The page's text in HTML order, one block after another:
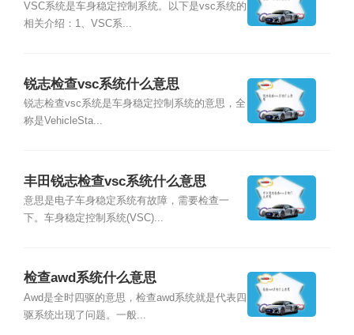
VSC系统是车身稳定控制系统。以下是vsc系统的
相关介绍：1、VSC系...
锐志检查vsc系统什么意思
锐志检查vsc系统是车身稳定控制系统的意思，全
称是VehicleSta...
丰田锐志检查vsc系统什么意思
意思是电子车身稳定系统有故障，需要检查一
下。车身稳定控制系统(VSC)...
检查awd系统什么意思
Awd是全时四驱的意思，检查awd系统就是代表四
驱系统出现了问题。一般...